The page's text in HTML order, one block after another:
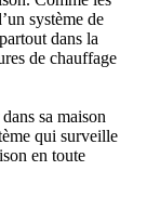
système de
dans la
de chauffage
sa maison
qui surveille
en toute